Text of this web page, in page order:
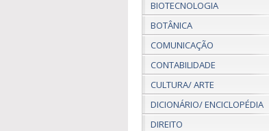
BIOTECNOLOGIA
BOTÂNICA
COMUNICAÇÃO
CONTABILIDADE
CULTURA/ ARTE
DICIONÁRIO/ ENCICLOPÉDIA
DIREITO